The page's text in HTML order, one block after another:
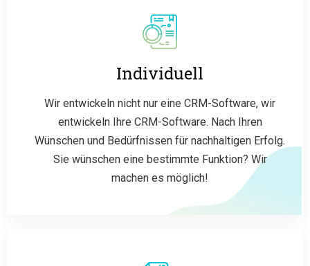
Individuell
Wir entwickeln nicht nur eine CRM-Software, wir
entwickeln Ihre CRM-Software. Nach Ihren
Wünschen und Bedürfnissen für nachhaltigen Erfolg.
Sie wünschen eine bestimmte Funktion? Wir
machen es möglich!